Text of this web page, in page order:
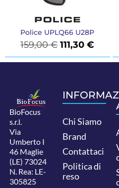
Police UPLQ66 U28P
159,00€ 111,30€
BioFocus
s.r.l.
Via
Umberto I
46 Maglie
(LE) 73024
N. Rea: LE-
305825
Chi Siamo
Brand
Contattaci
Politica di
reso